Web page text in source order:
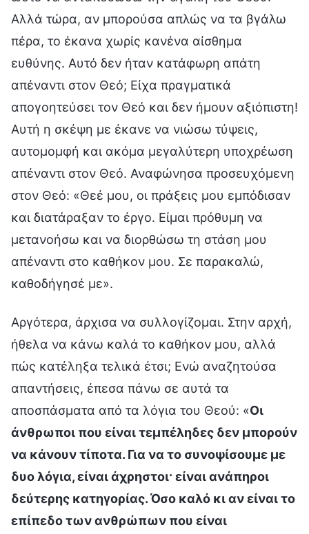
Αλλά τώρα, αν μπορούσα απλώς να τα βγάλω
πέρα, το έκανα χωρίς κανένα αίσθημα
ευθύνης. Αυτό δεν ήταν κατάφωρη απάτη
απέναντι στον Θεό; Είχα πραγματικά
απογοητεύσει τον Θεό και δεν ήμουν αξιόπιστη!
Αυτή η σκέψη με έκανε να νιώσω τύψεις,
αυτομομφή και ακόμα μεγαλύτερη υποχρέωση
απέναντι στον Θεό. Αναφώνησα προσευχόμενη
στον Θεό: «Θεέ μου, οι πράξεις μου εμπόδισαν
και διατάραξαν το έργο. Είμαι πρόθυμη να
μετανοήσω και να διορθώσω τη στάση μου
απέναντι στο καθήκον μου. Σε παρακαλώ,
καθοδήγησέ με».
Αργότερα, άρχισα να συλλογίζομαι. Στην αρχή,
ήθελα να κάνω καλά το καθήκον μου, αλλά
πώς κατέληξα τελικά έτσι; Ενώ αναζητούσα
απαντήσεις, έπεσα πάνω σε αυτά τα
αποσπάσματα από τα λόγια του Θεού: «Οι
άνθρωποι που είναι τεμπέληδες δεν μπορούν
να κάνουν τίποτα. Για να το συνοψίσουμε με
δυο λόγια, είναι άχρηστοι· είναι ανάπηροι
δεύτερης κατηγορίας. Όσο καλό κι αν είναι το
επίπεδο των ανθρώπων που είναι